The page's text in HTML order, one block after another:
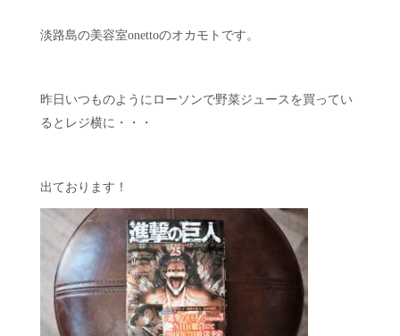
淡路島の美容室onettoのオカモトです。
昨日いつものようにローソンで野菜ジュースを買ってい
るとレジ横に・・・
出ております！